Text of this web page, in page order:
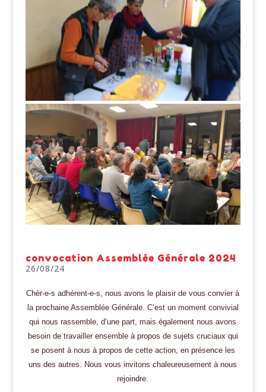
convocation Assemblée Générale 2024
26/08/24
Chèr-e-s adhérent-e-s, nous avons le plaisir de vous convier à
la prochaine Assemblée Générale. C’est un moment convivial
qui nous rassemble, d’une part, mais également nous avons
besoin de travailler ensemble à propos de sujets cruciaux qui
se posent à nous à propos de cette action, en présence les
uns des autres. Nous vous invitons chaleureusement à nous
rejoindre.